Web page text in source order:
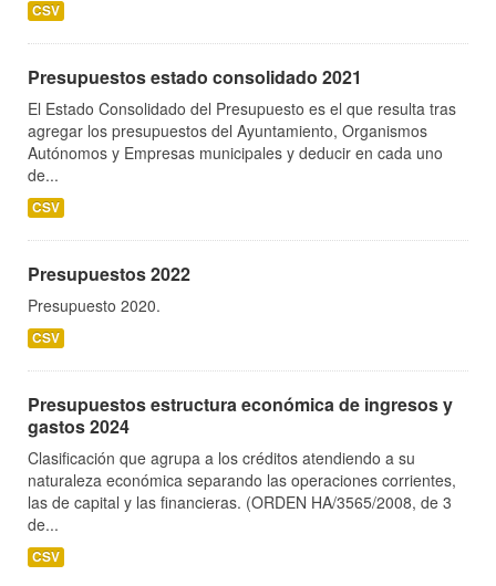
CSV
Presupuestos estado consolidado 2021
El Estado Consolidado del Presupuesto es el que resulta tras
agregar los presupuestos del Ayuntamiento, Organismos
Autónomos y Empresas municipales y deducir en cada uno
de...
CSV
Presupuestos 2022
Presupuesto 2020.
CSV
Presupuestos estructura económica de ingresos y
gastos 2024
Clasificación que agrupa a los créditos atendiendo a su
naturaleza económica separando las operaciones corrientes,
las de capital y las financieras. (ORDEN HA/3565/2008, de 3
de...
CSV